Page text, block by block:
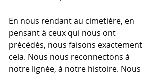
En nous rendant au cimetière, en
pensant à ceux qui nous ont
précédés, nous faisons exactement
cela. Nous nous reconnectons à
notre lignée, à notre histoire. Nous